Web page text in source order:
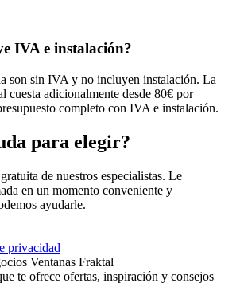
IVA e instalación?
son sin IVA y no incluyen instalación. La
cuesta adicionalmente desde 80€ por
completo con IVA e instalación.
para elegir?
de nuestros especialistas. Le
en un momento conveniente y
ayudarle.
privacidad
Ventanas Fraktal
te ofrece ofertas, inspiración y consejos